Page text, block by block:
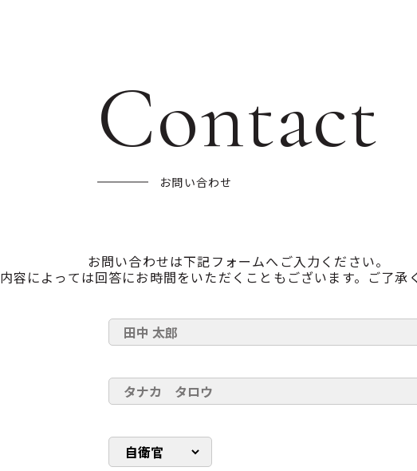
Contact
お問い合わせ
お問い合わせは下記フォームへご入力ください。
内容によっては回答にお時間をいただくこともございます。ご了承